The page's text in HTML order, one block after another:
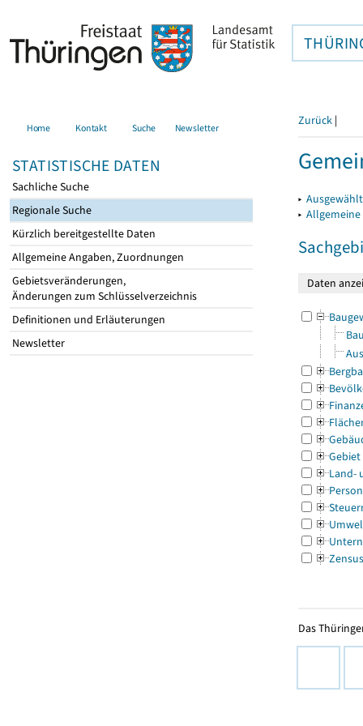
Home Kontakt Suche Newsletter
STATISTISCHE DATEN
Sachliche Suche
Regionale Suche
Kürzlich bereitgestellte Daten
Allgemeine Angaben, Zuordnungen
Gebietsveränderungen,
Änderungen zum Schlüsselverzeichnis
Definitionen und Erläuterungen
Newsletter
Zurück |
▸
▸
Gebiet
Land-
Zensus
Das